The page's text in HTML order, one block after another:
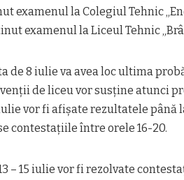
examenul la Colegiul Tehnic
examenul la Liceul Tehnic
de 8 iulie va avea loc ultima
de liceu vor susţine atunci
vor fi afişate rezultatele până
contestaţiile între orele 16-20.
– 15 iulie vor fi rezolvate